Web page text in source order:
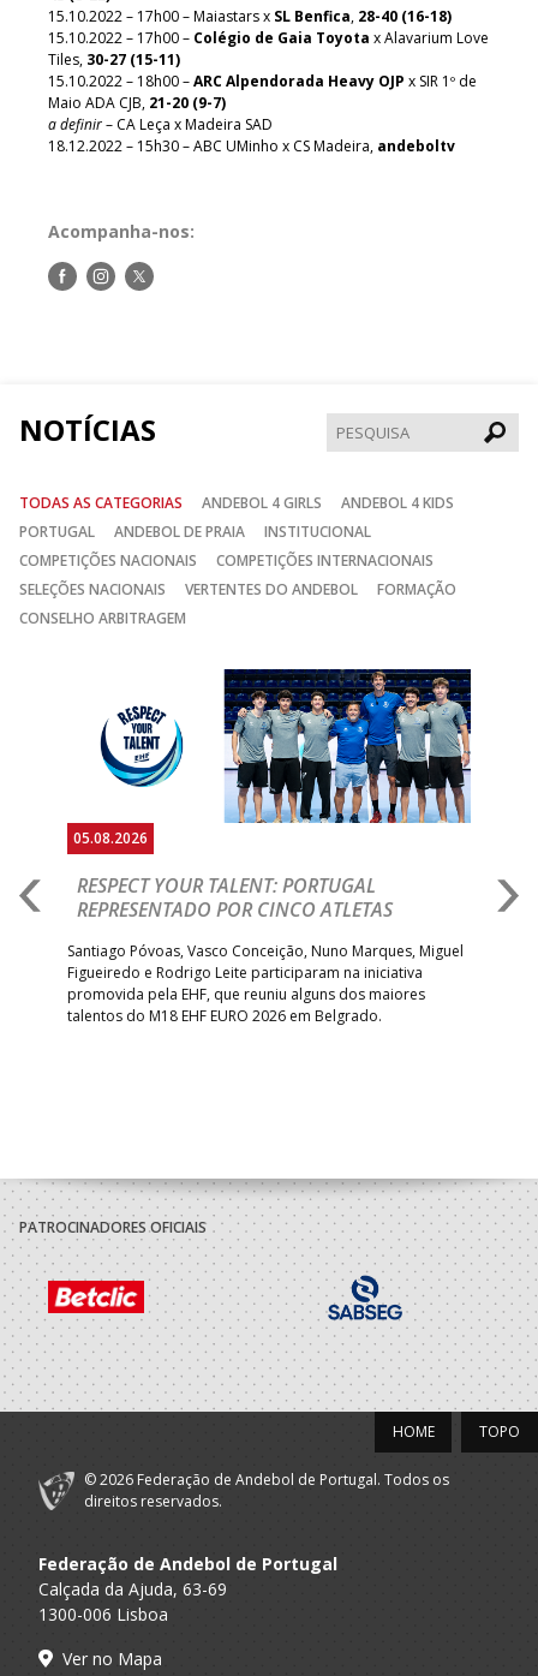
15.10.2022 – 17h00 – Maiastars x SL Benfica, 28-40 (16-18)
15.10.2022 – 17h00 – Colégio de Gaia Toyota x Alavarium Love
Tiles, 30-27 (15-11)
15.10.2022 – 18h00 –ARC Alpendorada Heavy OJP x SIR 1º de
Maio ADA CJB, 21-20 (9-7)
a definir– CA Leça x Madeira SAD
18.12.2022 – 15h30 – ABC UMinho x CS Madeira, andeboltv
Acompanha-nos:
Siga-Siga-Siga-
NOTÍCIAS
TODAS AS CATEGORIAS ANDEBOL 4 GIRLS
ANDEBOL 4 KIDS
PORTUGAL
ANDEBOL DE PRAIA
INSTITUCIONAL
COMPETIÇÕES NACIONAIS
COMPETIÇÕES INTERNACIONAIS
SELEÇÕES NACIONAIS
VERTENTES DO ANDEBOL
FORMAÇÃO
CONSELHO ARBITRAGEM
05.08.2026
RESPECT YOUR TALENT: PORTUGAL
REPRESENTADO POR CINCO ATLETAS
Santiago Póvoas, Vasco Conceição, Nuno Marques, Miguel
Figueiredo e Rodrigo Leite participaram na iniciativa
promovida pela EHF, que reuniu alguns dos maiores
talentos do M18 EHF EURO 2026 em Belgrado.
PATROCINADORES OFICIAIS
TOPO
HOME
© 2026 Federação de Andebol de Portugal. Todos os
direitos reservados.
Federação de Andebol de Portugal
Calçada da Ajuda, 63-69
1300-006 Lisboa
Ver no Mapa